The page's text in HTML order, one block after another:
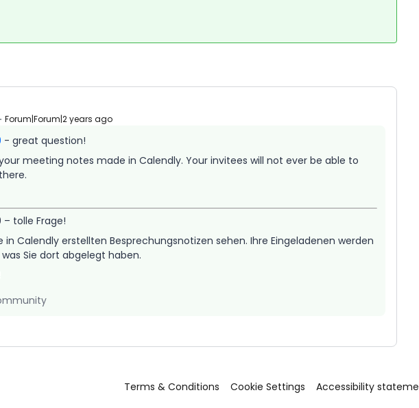
Forum|Forum|2 years ago
- great question!
meeting notes made in Calendly. Your invitees will not ever be able to
– tolle Frage!
in Calendly erstellten Besprechungsnotizen sehen. Ihre Eingeladenen werden
Sie dort abgelegt haben.
Terms & Conditions Cookie Settings Accessibility